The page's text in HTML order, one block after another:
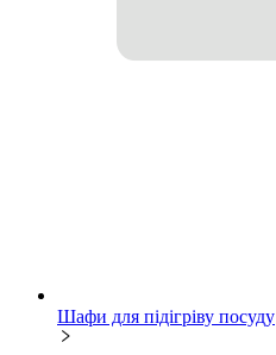
Шафи для підігріву посуду